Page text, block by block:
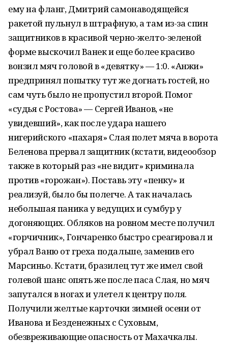
ему на фланг, Дмитрий самонаводящейся
ракетой пульнул в штрафную, а там из-за спин
защитников в красивой черно-желто-зеленой
форме выскочил Ванек и еще более красиво
вонзил мяч головой в «девятку» — 1:0. «Анжи»
предпринял попытку тут же догнать гостей, но
сам чуть было не пропустил второй. Помог
«судья с Ростова» — Сергей Иванов, «не
увидевший», как после удара нашего
нигерийского «пахаря» Слая полет мяча в ворота
Беленова прервал защитник (кстати, видеообзор
также в который раз «не видит» криминала
против «горожан»). Поставь эту «пенку» и
реализуй, было бы полегче. А так началась
небольшая паника у ведущих и сумбур у
догоняющих. Обляков на ровном месте получил
«горчичник», Гончаренко быстро среагировал и
убрал Ваню от греха подальше, заменив его
Марсиньо. Кстати, бразилец тут же имел свой
голевой шанс опять же после паса Слая, но мяч
запутался в ногах и улетел к центру поля.
Получили желтые карточки зимней осени от
Иванова и Безденежных с Суховым,
обезвреживающие опасность от Махачкалы.